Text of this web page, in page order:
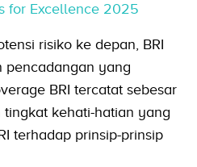
for Excellence 2025
risiko ke depan, BRI
pencadangan yang
BRI tercatat sebesar
tingkat kehati-hatian yang
terhadap prinsip-prinsip